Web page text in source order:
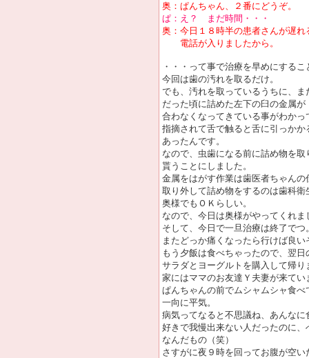
奥：ぱんちゃん、２番にどうぞ。
ぱ：え？ まだ時間・・・
奥：今日１８時半の患者さんが遅れ
電話が入りましたから。
・・・って事で治療を早めにするこ
今回は歯の汚れを取るだけ。
でも、汚れを取っているうちに、ま
だった頃に詰めた左下の臼の金属が
合わなくなってきている事がわかっ
指摘されて舌で触ると舌に引っかか
あったんです。
なので、虫歯になる前に詰め物を取
貰うことにしました。
金属をはがす作業は歯医者ちゃんの
取り外して詰め物をするのは歯科衛
奥様でもＯＫらしい。
なので、今日は奥様がやってくれま
そして、今日で一旦治療は終了でつ
またどっか痛くなったら行けば良い
もう夕飯は食べちゃったので、翌日
サラダとヨーグルトを購入して帰り
家にはママのお友達Ｙ夫妻が来てい
ぱんちゃんの前でムシャムシャ食べ
一向に平気。
病気ってなると不思議ね、あんなに
好きで我慢出来ない人だったのに、
なんだもの（笑）
さすがに夜９時を回ってお腹が空い